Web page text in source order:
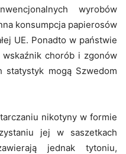
wyrobów
konsumpcja papierosów
UE. Ponadto w państwie
chorób i zgonów
statystyk mogą Szwedom
nikotyny w formie
jej w saszetkach
jednak tytoniu,